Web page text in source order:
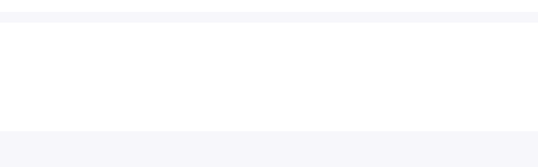
ознакомиться с данными на упаковке,
перед их применением и не полагаться